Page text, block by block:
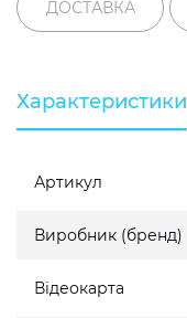
ДОСТАВКА
Характеристики
Артикул
Виробник (бренд)
Відеокарта